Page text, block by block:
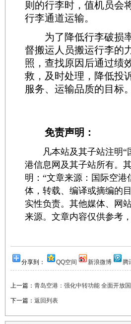
则的行李时，值机员会
行李通道运输。
为了降低行李破损率
督搬运人员搬运行李的
照，查找原因后通过绩
救，及时处理，降低投
服务、运输品质的目标。
免责声明：
凡本站及其子站注明“
港信息网及其子站所有。
明：“文章来源：国际空
体，转载、编译或摘编的
实性负责。其他媒体、网
来源。文章内容仅供参考
分享到： QQ空间 新浪微博 腾
上一篇： 青岛空港：强化中转功能 全面开放
下一篇： 返回列表